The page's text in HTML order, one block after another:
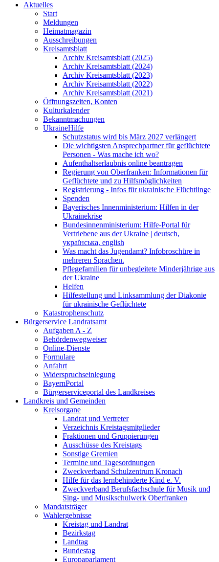
Aktuelles
Start
Meldungen
Heimatmagazin
Ausschreibungen
Kreisamtsblatt
Archiv Kreisamtsblatt (2025)
Archiv Kreisamtsblatt (2024)
Archiv Kreisamtsblatt (2023)
Archiv Kreisamtsblatt (2022)
Archiv Kreisamtsblatt (2021)
Öffnungszeiten, Konten
Kulturkalender
Bekanntmachungen
UkraineHilfe
Schutzstatus wird bis März 2027 verlängert
Die wichtigsten Ansprechpartner für geflüchtete
Personen - Was mache ich wo?
Aufenthaltserlaubnis online beantragen
Regierung von Oberfranken: Informationen für
Geflüchtete und zu Hilfsmöglichkeiten
Registrierung - Infos für ukrainische Flüchtlinge
Spenden
Bayerisches Innenministerium: Hilfen in der
Ukrainekrise
Bundesinnenministerium: Hilfe-Portal für
Vertriebene aus der Ukraine | deutsch,
українська, english
Was macht das Jugendamt? Infobroschüre in
mehreren Sprachen.
Pflegefamilien für unbegleitete Minderjährige aus
der Ukraine
Helfen
Hilfestellung und Linksammlung der Diakonie
für ukrainische Geflüchtete
Katastrophenschutz
Bürgerservice Landratsamt
Aufgaben A - Z
Behördenwegweiser
Online-Dienste
Formulare
Anfahrt
Widerspruchseinlegung
BayernPortal
Bürgerserviceportal des Landkreises
Landkreis und Gemeinden
Kreisorgane
Landrat und Vertreter
Verzeichnis Kreistagsmitglieder
Fraktionen und Gruppierungen
Ausschüsse des Kreistags
Sonstige Gremien
Termine und Tagesordnungen
Zweckverband Schulzentrum Kronach
Hilfe für das lernbehinderte Kind e. V.
Zweckverband Berufsfachschule für Musik und
Sing- und Musikschulwerk Oberfranken
Mandatsträger
Wahlergebnisse
Kreistag und Landrat
Bezirkstag
Landtag
Bundestag
Europaparlament